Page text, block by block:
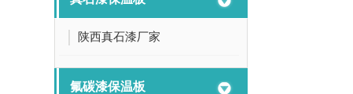
陕西真石漆厂家
氟碳漆保温板